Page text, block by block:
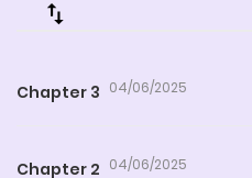
Chapter 3 04/06/2025
Chapter 2 04/06/2025